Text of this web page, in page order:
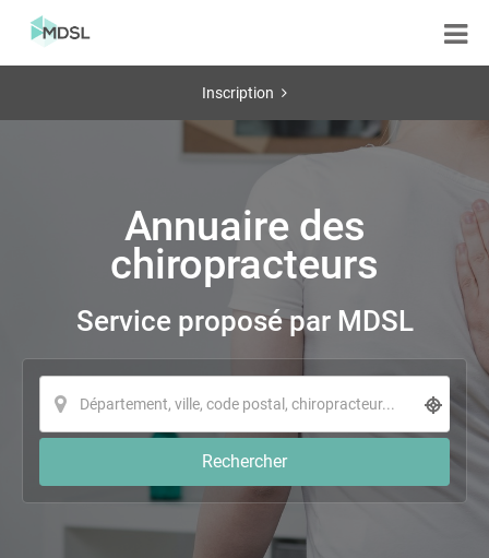
Inscription
Annuaire des
chiropracteurs
Service proposé par MDSL
Rechercher